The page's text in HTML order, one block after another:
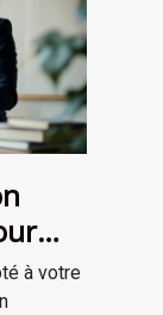
à votre